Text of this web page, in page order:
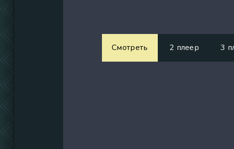
Смотреть 2 плеер 3